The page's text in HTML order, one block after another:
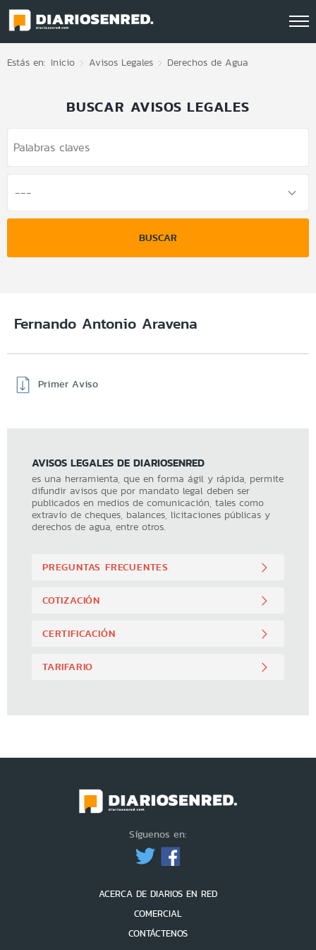
Click acá para ir directamente al contenido
Estás en: Inicio Avisos Legales Derechos de Agua
BUSCAR AVISOS LEGALES
BUSCAR
Fernando Antonio Aravena
Primer Aviso
AVISOS LEGALES DE DIARIOSENRED
es una herramienta, que en forma ágil y rápida, permite
difundir avisos que por mandato legal deben ser
publicados en medios de comunicación, tales como
extravío de cheques, balances, licitaciones públicas y
derechos de agua, entre otros.
PREGUNTAS FRECUENTES
COTIZACIÓN
CERTIFICACIÓN
TARIFARIO
Síguenos en:
ACERCA DE DIARIOS EN RED
COMERCIAL
CONTÁCTENOS